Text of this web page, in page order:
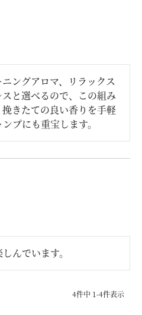
ングアロマ、リラックス
と選べるので、この組み
きたての良い香りを手軽
プにも重宝します。
4件中 1-4件表示